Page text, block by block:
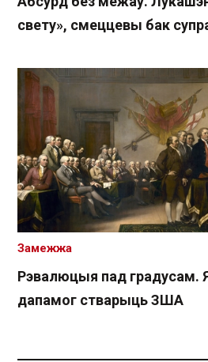
свету», смеццевы бак
Рэвалюцыя пад градусам.
дапамог стварыць ЗША
Замежжа